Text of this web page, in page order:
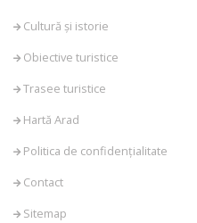
Cultură și istorie
Obiective turistice
Trasee turistice
Hartă Arad
Politica de confidențialitate
Contact
Sitemap